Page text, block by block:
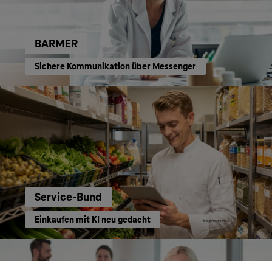
BARMER
Sichere Kommunikation über Messenger
Service-Bund
Einkaufen mit KI neu gedacht